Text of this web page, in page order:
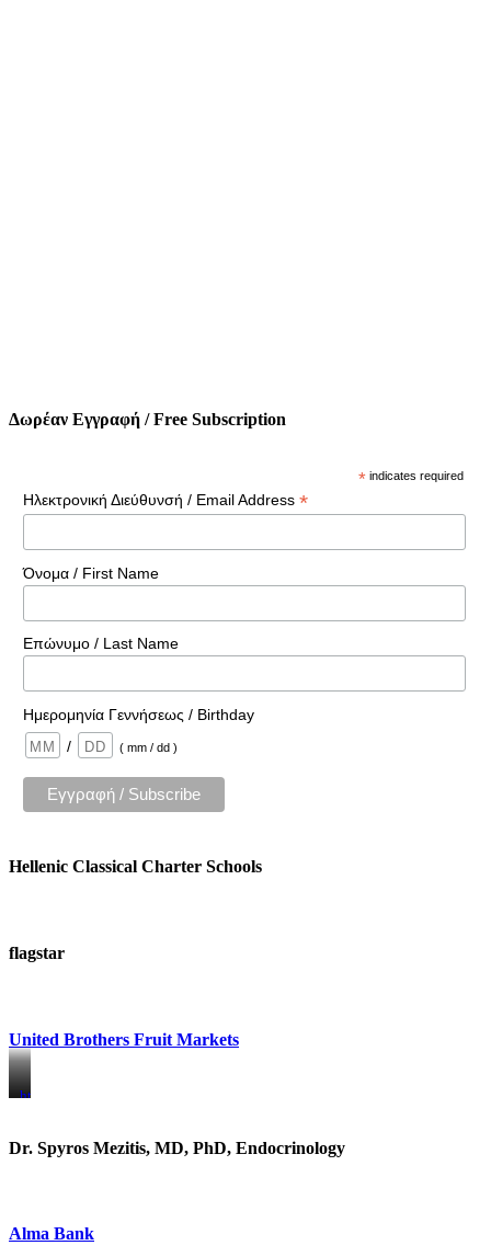
Δωρέαν Εγγραφή / Free Subscription
* indicates required
Ηλεκτρονική Διεύθυνσή / Email Address *
Όνομα / First Name
Επώνυμο / Last Name
Ημερομηνία Γεννήσεως / Birthday
/
( mm / dd )
Hellenic Classical Charter Schools
flagstar
United Brothers Fruit Markets
https://www.unitedbrothersfruitmarkets.com/
https://www.unitedbrothersfruitmarkets.com/
Dr. Spyros Mezitis, MD, PhD, Endocrinology
Alma Bank